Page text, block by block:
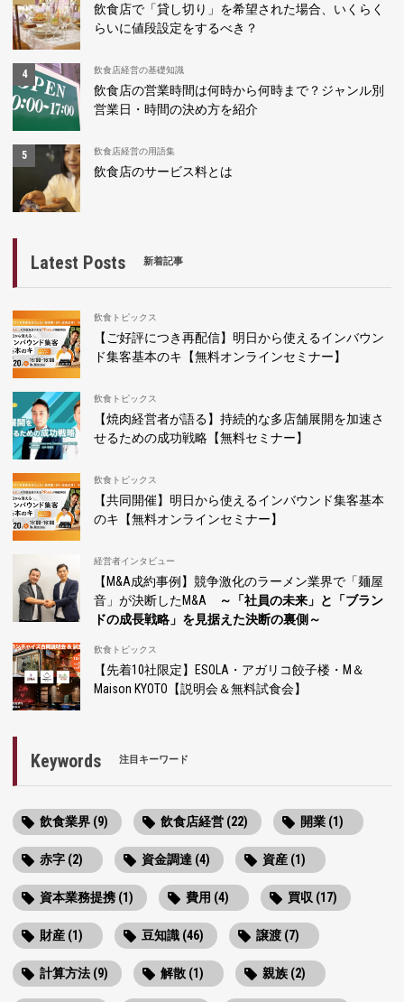
飲食店で「貸し切り」を希望された場合、いくらく
らいに値段設定をするべき？
飲食店経営の基礎知識
飲食店の営業時間は何時から何時まで？ジャンル別
営業日・時間の決め方を紹介
飲食店経営の用語集
飲食店のサービス料とは
Latest Posts 新着記事
飲食トピックス
【ご好評につき再配信】明日から使えるインバウン
ド集客基本のキ【無料オンラインセミナー】
飲食トピックス
【焼肉経営者が語る】持続的な多店舗展開を加速さ
せるための成功戦略【無料セミナー】
飲食トピックス
【共同開催】明日から使えるインバウンド集客基本
のキ【無料オンラインセミナー】
経営者インタビュー
【M&A成約事例】競争激化のラーメン業界で「麺屋
音」が決断したM&A
～「社員の未来」と「ブラン
ドの成長戦略」を見据えた決断の裏側～
飲食トピックス
【先着10社限定】ESOLA・アガリコ餃子楼・M＆
Maison KYOTO【説明会＆無料試食会】
Keywords 注目キーワード
飲食業界 (9) 飲食店経営 (22) 開業 (1)
赤字 (2) 資金調達 (4) 資産 (1)
資本業務提携 (1) 費用 (4) 買収 (17)
財産 (1) 豆知識 (46) 譲渡 (7)
計算方法 (9) 解散 (1) 親族 (2)